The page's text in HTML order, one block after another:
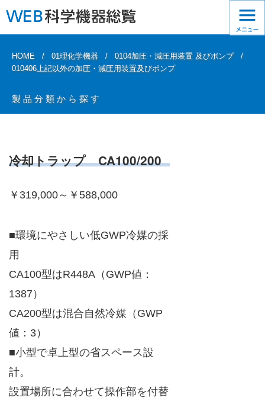
HOME 01理化学機器
0104加圧・減圧用装置 及びポンプ
010406上記以外の加圧・減圧用装置及びポンプ
製品分類から探す
冷却トラップ CA100/200
￥319,000～￥588,000
■環境にやさしい低GWP冷媒の採
用
CA100型はR448A（GWP値：
1387）
CA200型は混合自然冷媒（GWP
値：3）
■小型で卓上型の省スペース設
計。
設置場所に合わせて操作部を付替